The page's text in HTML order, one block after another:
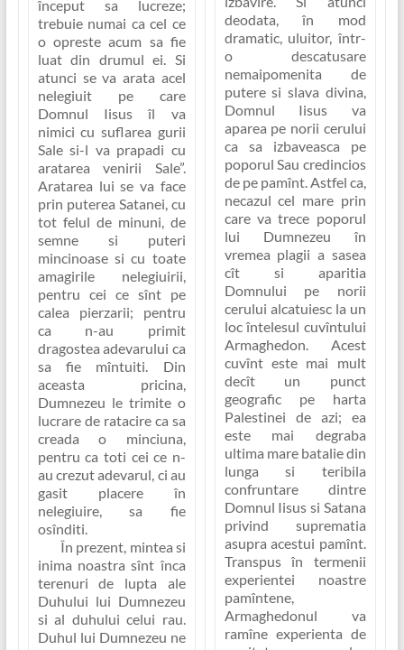
început sa lucreze;
trebuie numai ca cel ce
o opreste acum sa fie
luat din drumul ei. Si
atunci se va arata acel
nelegiuit pe care
Domnul Iisus îl va
nimici cu suflarea gurii
Sale si-l va prapadi cu
aratarea venirii Sale”.
Aratarea lui se va face
prin puterea Satanei, cu
tot felul de minuni, de
semne si puteri
mincinoase si cu toate
amagirile nelegiuirii,
pentru cei ce sînt pe
calea pierzarii; pentru
ca n-au primit
dragostea adevarului ca
sa fie mîntuiti. Din
aceasta pricina,
Dumnezeu le trimite o
lucrare de ratacire ca sa
creada o minciuna,
pentru ca toti cei ce n-
au crezut adevarul, ci au
gasit placere în
nelegiuire, sa fie
osînditi.
În prezent, mintea si
inima noastra sînt înca
terenuri de lupta ale
Duhului lui Dumnezeu
si al duhului celui rau.
Duhul lui Dumnezeu ne
deodata, în mod
dramatic, uluitor, într-
o descatusare
nemaipomenita de
putere si slava divina,
Domnul Iisus va
aparea pe norii cerului
ca sa izbaveasca pe
poporul Sau credincios
de pe pamînt. Astfel ca,
necazul cel mare prin
care va trece poporul
lui Dumnezeu în
vremea plagii a sasea
cît si aparitia
Domnului pe norii
cerului alcatuiesc la un
loc întelesul cuvîntului
Armaghedon. Acest
cuvînt este mai mult
decît un punct
geografic pe harta
Palestinei de azi; ea
este mai degraba
ultima mare batalie din
lunga si teribila
confruntare dintre
Domnul Iisus si Satana
privind suprematia
asupra acestui pamînt.
Transpus în termenii
experientei noastre
pamîntene,
Armaghedonul va
ramîne experienta de